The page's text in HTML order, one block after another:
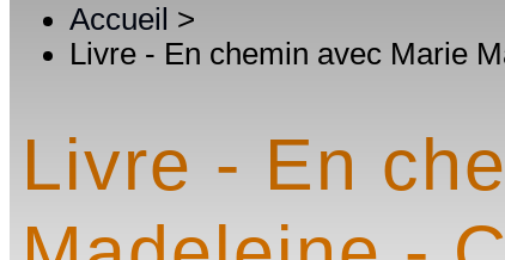
Accueil >
Livre - En chemin avec Marie
Livre - En